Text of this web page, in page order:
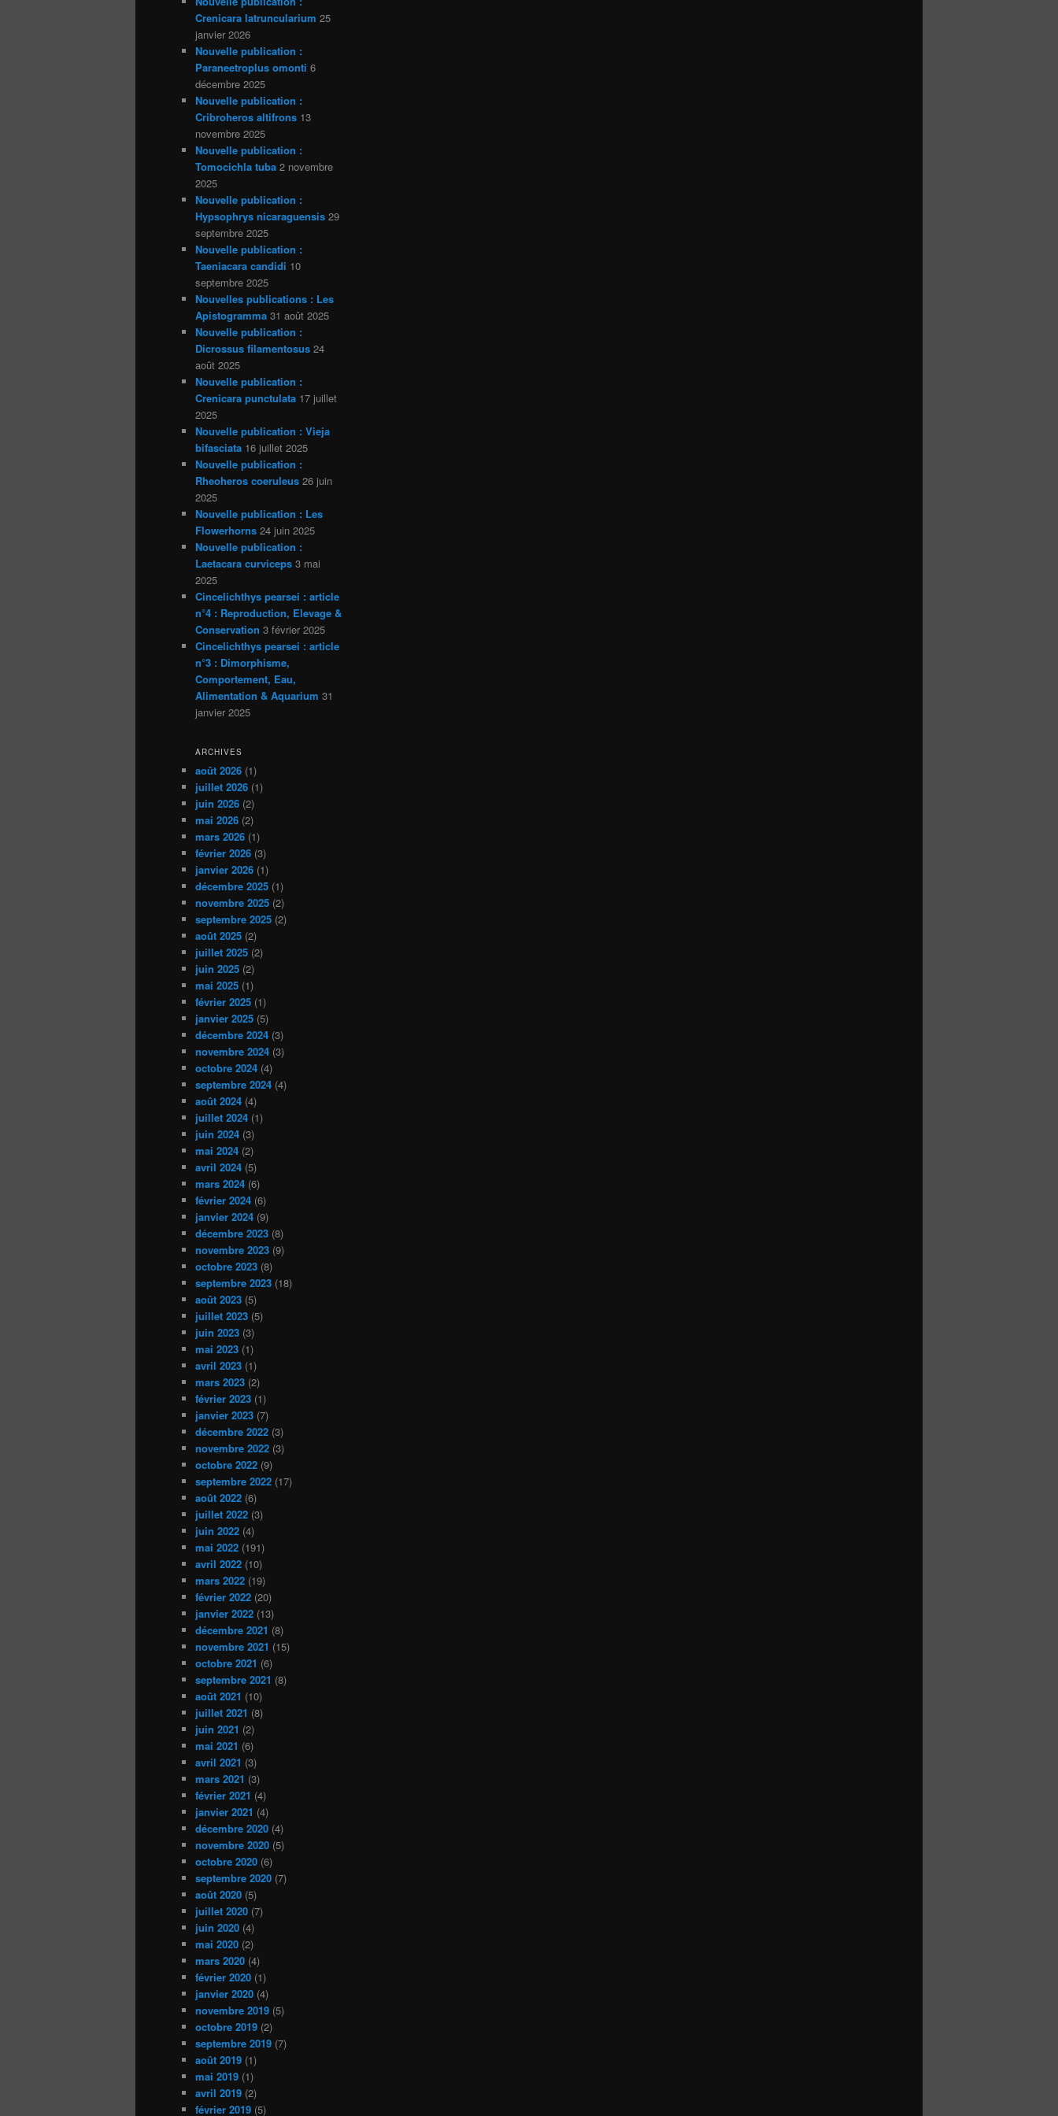
Crenicara latruncularium 25
janvier 2026
Nouvelle publication :
Paraneetroplus omonti 6
décembre 2025
Nouvelle publication :
Cribroheros altifrons 13
novembre 2025
Nouvelle publication :
Tomocichla tuba 2 novembre
2025
Nouvelle publication :
Hypsophrys nicaraguensis 29
septembre 2025
Nouvelle publication :
Taeniacara candidi 10
septembre 2025
Nouvelles publications : Les
Apistogramma 31 août 2025
Nouvelle publication :
Dicrossus filamentosus 24
août 2025
Nouvelle publication :
Crenicara punctulata 17 juillet
2025
Nouvelle publication : Vieja
bifasciata 16 juillet 2025
Nouvelle publication :
Rheoheros coeruleus 26 juin
2025
Nouvelle publication : Les
Flowerhorns 24 juin 2025
Nouvelle publication :
Laetacara curviceps 3 mai
2025
Cincelichthys pearsei : article
n°4 : Reproduction, Elevage &
Conservation 3 février 2025
Cincelichthys pearsei : article
n°3 : Dimorphisme,
Comportement, Eau,
Alimentation & Aquarium 31
janvier 2025
ARCHIVES
août 2026 (1)
juillet 2026 (1)
juin 2026 (2)
mai 2026 (2)
mars 2026 (1)
février 2026 (3)
janvier 2026 (1)
décembre 2025 (1)
novembre 2025 (2)
septembre 2025 (2)
août 2025 (2)
juillet 2025 (2)
juin 2025 (2)
mai 2025 (1)
février 2025 (1)
janvier 2025 (5)
décembre 2024 (3)
novembre 2024 (3)
octobre 2024 (4)
septembre 2024 (4)
août 2024 (4)
juillet 2024 (1)
juin 2024 (3)
mai 2024 (2)
avril 2024 (5)
mars 2024 (6)
février 2024 (6)
janvier 2024 (9)
décembre 2023 (8)
novembre 2023 (9)
octobre 2023 (8)
septembre 2023 (18)
août 2023 (5)
juillet 2023 (5)
juin 2023 (3)
mai 2023 (1)
avril 2023 (1)
mars 2023 (2)
février 2023 (1)
janvier 2023 (7)
décembre 2022 (3)
novembre 2022 (3)
octobre 2022 (9)
septembre 2022 (17)
août 2022 (6)
juillet 2022 (3)
juin 2022 (4)
mai 2022 (191)
avril 2022 (10)
mars 2022 (19)
février 2022 (20)
janvier 2022 (13)
décembre 2021 (8)
novembre 2021 (15)
octobre 2021 (6)
septembre 2021 (8)
août 2021 (10)
juillet 2021 (8)
juin 2021 (2)
mai 2021 (6)
avril 2021 (3)
mars 2021 (3)
février 2021 (4)
janvier 2021 (4)
décembre 2020 (4)
novembre 2020 (5)
octobre 2020 (6)
septembre 2020 (7)
août 2020 (5)
juillet 2020 (7)
juin 2020 (4)
mai 2020 (2)
mars 2020 (4)
février 2020 (1)
janvier 2020 (4)
novembre 2019 (5)
octobre 2019 (2)
septembre 2019 (7)
août 2019 (1)
mai 2019 (1)
avril 2019 (2)
février 2019 (5)